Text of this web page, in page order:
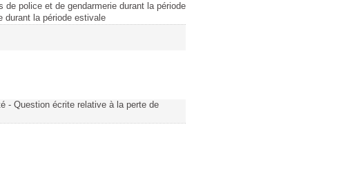
police et de gendarmerie durant la période
durant la période estivale
- Question écrite relative à la perte de